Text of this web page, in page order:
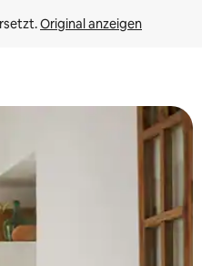
Original anzeigen